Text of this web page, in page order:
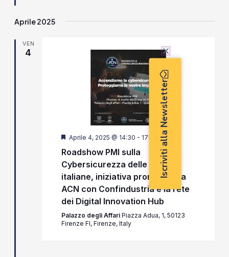
Aprile 2025
VEN
4
Segnalati
Aprile 4, 2025 @ 14:30 - 17:30
Roadshow PMI sulla
Cybersicurezza delle aziende
italiane, iniziativa promossa da
ACN con Confindustria e la rete
dei Digital Innovation Hub
Palazzo degli Affari Piazza Adua, 1, 50123
Firenze FI, Firenze, Italy
Iscriviti alla Newsletter